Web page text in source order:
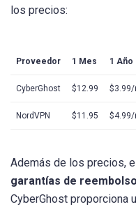
los precios:
Proveedor 1 Mes 1 Año
CyberGhost $12.99
NordVPN $11.95
Además de los precios,
garantías de reembolso
CyberGhost proporciona